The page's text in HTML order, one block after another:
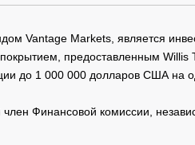
Vantage Markets, является
предоставленным Willis
до 1 000 000 долларов США на
Финансовой комиссии,